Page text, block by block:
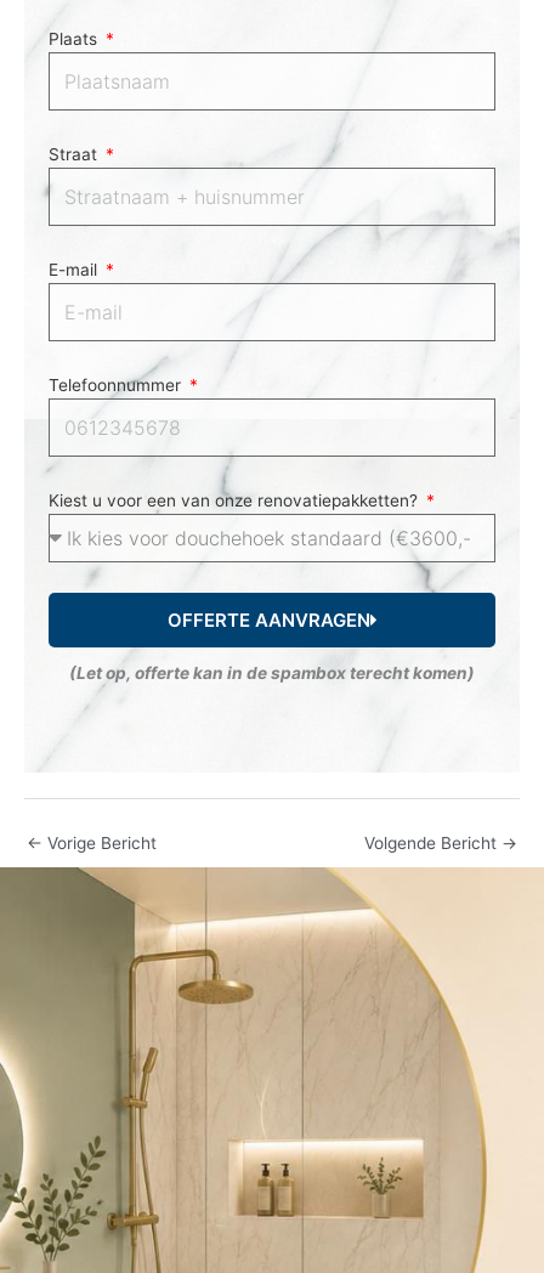
Plaats
Straat
E-mail
Telefoonnummer
Kiest u voor een van onze renovatiepakketten?
OFFERTE AANVRAGEN
(Let op, offerte kan in de spambox terecht komen)
← Vorige Bericht Volgende Bericht →